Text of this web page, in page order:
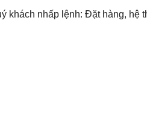
khách nhấp lệnh: Đặt hàng, hệ